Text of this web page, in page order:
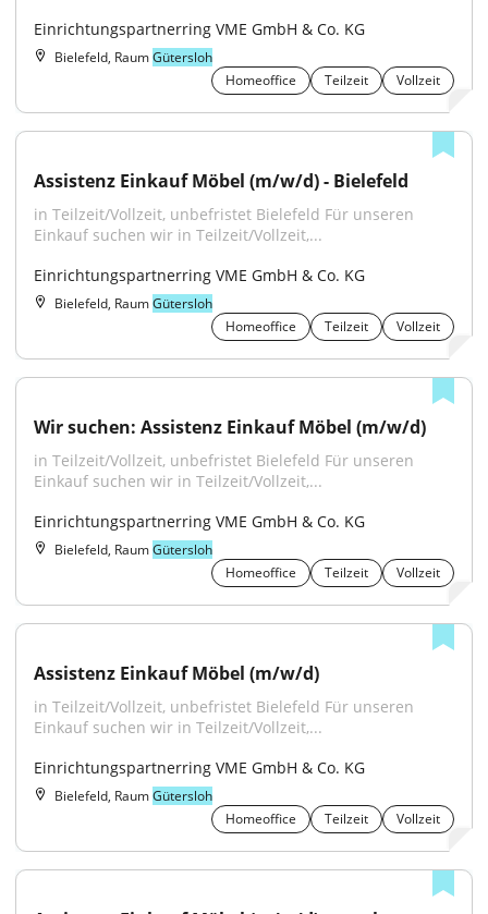
Einrichtungspartnerring VME GmbH & Co. KG
Bielefeld, RaumGütersloh
Homeoffice
Teilzeit Vollzeit
Assistenz Einkauf Möbel (m/w/d) - Bielefeld
in Teilzeit/Vollzeit, unbefristet Bielefeld Für unseren
Einkauf suchen wir in Teilzeit/Vollzeit,...
Einrichtungspartnerring VME GmbH & Co. KG
Bielefeld, RaumGütersloh
Homeoffice
Teilzeit Vollzeit
Wir suchen: Assistenz Einkauf Möbel (m/w/d)
in Teilzeit/Vollzeit, unbefristet Bielefeld Für unseren
Einkauf suchen wir in Teilzeit/Vollzeit,...
Einrichtungspartnerring VME GmbH & Co. KG
Bielefeld, RaumGütersloh
Homeoffice
Teilzeit Vollzeit
Assistenz Einkauf Möbel (m/w/d)
in Teilzeit/Vollzeit, unbefristet Bielefeld Für unseren
Einkauf suchen wir in Teilzeit/Vollzeit,...
Einrichtungspartnerring VME GmbH & Co. KG
Bielefeld, RaumGütersloh
Homeoffice
Teilzeit Vollzeit